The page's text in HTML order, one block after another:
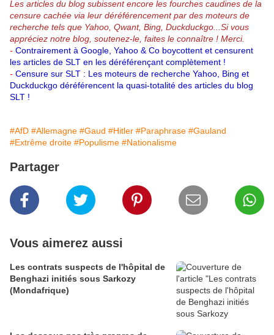
Les articles du blog subissent encore les fourches caudines de la
censure cachée via leur déréférencement par des moteurs de
recherche tels que Yahoo, Qwant, Bing, Duckduckgo... Si vous
appréciez notre blog, soutenez-le, faites le connaître ! Merci.
- Contrairement à Google, Yahoo & Co boycottent et censurent
les articles de SLT en les déréférençant complètement !
- Censure sur SLT : Les moteurs de recherche Yahoo, Bing et
Duckduckgo déréférencent la quasi-totalité des articles du blog
SLT !
#AfD #Allemagne #Gaud #Hitler #Paraphrase #Gauland
#Extrême droite #Populisme #Nationalisme
Partager
Vous aimerez aussi
Les contrats suspects de l'hôpital de
Benghazi initiés sous Sarkozy
(Mondafrique)